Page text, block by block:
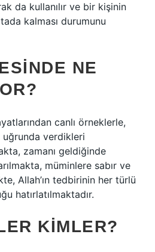
da kullanılır ve bir kişinin
kalması durumunu
NE
canlı örneklerle,
verdikleri
zamanı geldiğinde
müminlere sabır ve
Allah’ın tedbirinin her türlü
hatırlatılmaktadır.
KIMLER?